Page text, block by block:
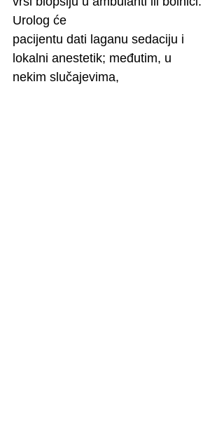
Urolog će
pacijentu dati laganu sedaciju i
lokalni anestetik; međutim, u
nekim slučajevima,